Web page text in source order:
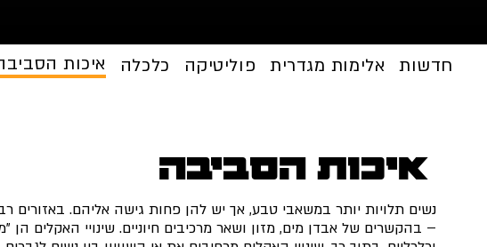
חדשות אלימות מגדרית פוליטיקה כלכלה איכות
איכות הסביבה
נשים תלויות יותר במשאבי טבע, אך יש להן פחות גישה אליהם. באזורים
– בהקשרים של אבדן מים, מזון ושאר מרכיבים חיוניים. שינויי האקלים הן